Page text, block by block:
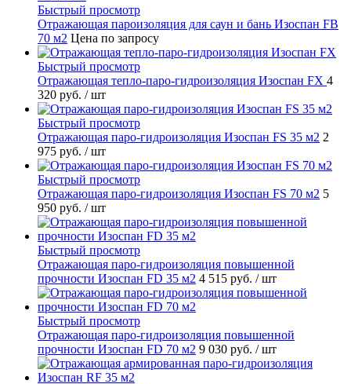
Быстрый просмотр
Отражающая пароизоляция для саун и бань Изоспан FB
70 м2 Цена по запросу
Быстрый просмотр
Отражающая тепло-паро-гидроизоляция Изоспан FХ 4
320 руб. / шт
Быстрый просмотр
Отражающая паро-гидроизоляция Изоспан FS 35 м2 2
975 руб. / шт
Быстрый просмотр
Отражающая паро-гидроизоляция Изоспан FS 70 м2 5
950 руб. / шт
Быстрый просмотр
Отражающая паро-гидроизоляция повышенной
прочности Изоспан FD 35 м2 4 515 руб. / шт
Быстрый просмотр
Отражающая паро-гидроизоляция повышенной
прочности Изоспан FD 70 м2 9 030 руб. / шт